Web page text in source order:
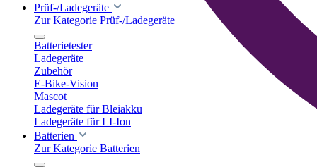
Prüf-/Ladegeräte
Zur Kategorie Prüf-/Ladegeräte
Batterietester
Ladegeräte
Zubehör
E-Bike-Vision
Mascot
Ladegeräte für Bleiakku
Ladegeräte für LI-Ion
Batterien
Zur Kategorie Batterien